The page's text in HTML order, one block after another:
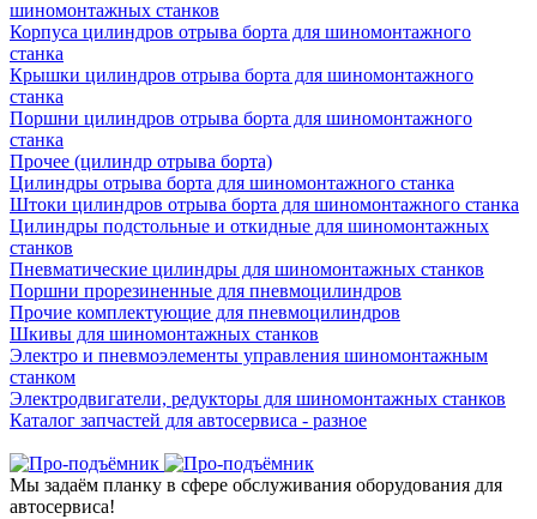
шиномонтажных станков
Корпуса цилиндров отрыва борта для шиномонтажного
станка
Крышки цилиндров отрыва борта для шиномонтажного
станка
Поршни цилиндров отрыва борта для шиномонтажного
станка
Прочее (цилиндр отрыва борта)
Цилиндры отрыва борта для шиномонтажного станка
Штоки цилиндров отрыва борта для шиномонтажного станка
Цилиндры подстольные и откидные для шиномонтажных
станков
Пневматические цилиндры для шиномонтажных станков
Поршни прорезиненные для пневмоцилиндров
Прочие комплектующие для пневмоцилиндров
Шкивы для шиномонтажных станков
Электро и пневмоэлементы управления шиномонтажным
станком
Электродвигатели, редукторы для шиномонтажных станков
Каталог запчастей для автосервиса - разное
Мы задаём планку в сфере обслуживания оборудования для
автосервиса!